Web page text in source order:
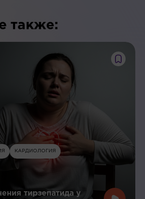
также:
КАРДИОЛОГИЯ
тирзепатида у